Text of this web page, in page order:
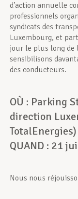
d’action annuelle
professionnels
syndicats des
Luxembourg, et
jour le plus long de
sensibilisons
des conducteurs.
OÙ : Parking
direction
TotalEnergies)
QUAND : 21
Nous nous